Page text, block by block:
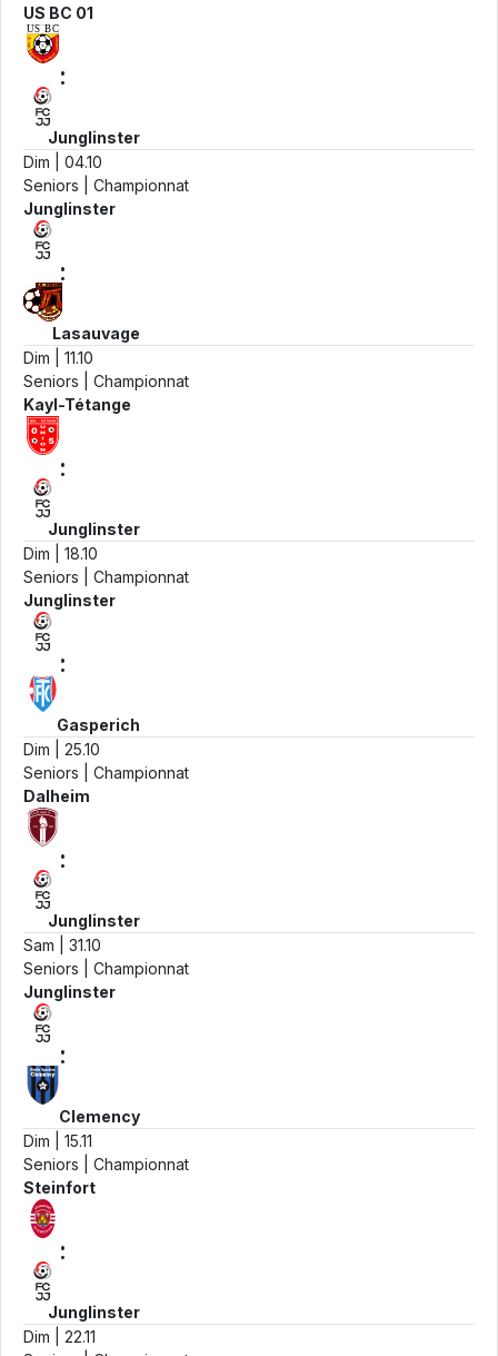
US BC 01
:
Junglinster
Dim | 04.10
Seniors | Championnat
Junglinster
:
Lasauvage
Dim | 11.10
Seniors | Championnat
Kayl-Tétange
:
Junglinster
Dim | 18.10
Seniors | Championnat
Junglinster
:
Gasperich
Dim | 25.10
Seniors | Championnat
Dalheim
:
Junglinster
Sam | 31.10
Seniors | Championnat
Junglinster
:
Clemency
Dim | 15.11
Seniors | Championnat
Steinfort
:
Junglinster
Dim | 22.11